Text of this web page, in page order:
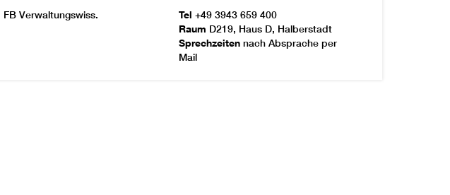
FB Verwaltungswiss. Tel +49 3943 659 400
Raum D219, Haus D, Halberstadt
Sprechzeiten nach Absprache per
Mail